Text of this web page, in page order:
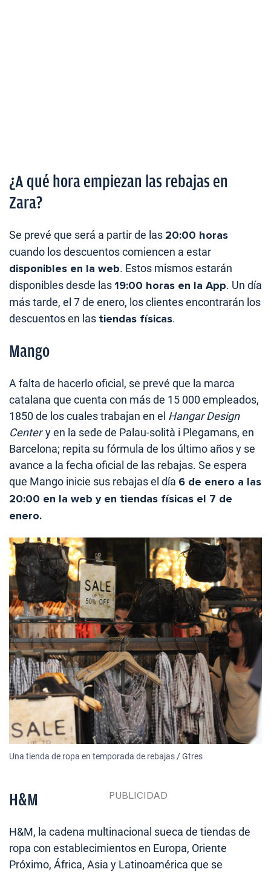
¿A qué hora empiezan las rebajas en
Zara?
Se prevé que será a partir de las 20:00 horas
cuando los descuentos comiencen a estar
disponibles en la web. Estos mismos estarán
disponibles desde las19:00 horas en la App. Un día
más tarde, el 7 de enero, los clientes encontrarán los
descuentos en las tiendas físicas.
Mango
A falta de hacerlo oficial, se prevé que la marca
catalana que cuenta con más de 15 000 empleados,
1850 de los cuales trabajan en el Hangar Design
Centery en la sede de Palau-solità i Plegamans, en
Barcelona; repita su fórmula de los último años y se
avance a la fecha oficial de las rebajas. Se espera
que Mango inicie sus rebajas el día 6 de enero a las
20:00 en la web y en tiendas físicas el 7 de
enero.
Una tienda de ropa en temporada de rebajas / Gtres
H&M
H&M, la cadena multinacional sueca de tiendas de
ropa con establecimientos en Europa, Oriente
Próximo, África, Asia y Latinoamérica que se